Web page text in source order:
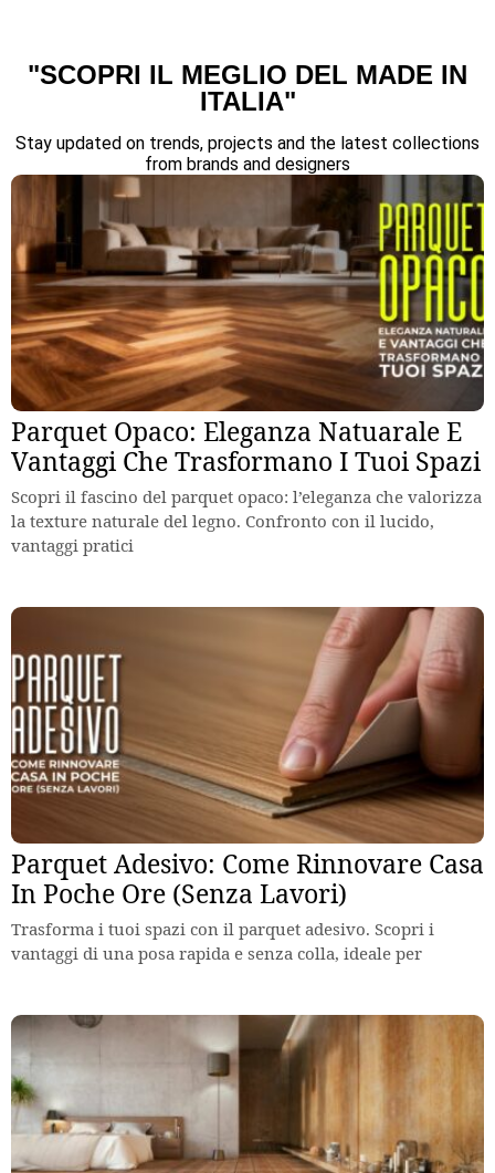
"SCOPRI IL MEGLIO DEL MADE IN
ITALIA"
Stay updated on trends, projects and the latest collections
from brands and designers
Parquet Opaco: Eleganza Natuarale E
Vantaggi Che Trasformano I Tuoi Spazi
Scopri il fascino del parquet opaco: l’eleganza che valorizza
la texture naturale del legno. Confronto con il lucido,
vantaggi pratici
Parquet Adesivo: Come Rinnovare Casa
In Poche Ore (Senza Lavori)
Trasforma i tuoi spazi con il parquet adesivo. Scopri i
vantaggi di una posa rapida e senza colla, ideale per